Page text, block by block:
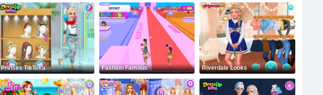
Prinses TikToka Fashion Famous Riverdale Looks